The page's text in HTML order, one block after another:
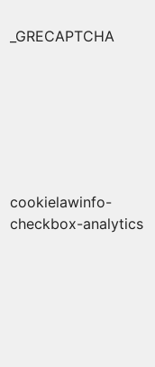
_GRECAPTCHA
cookielawinfo-
checkbox-analytics